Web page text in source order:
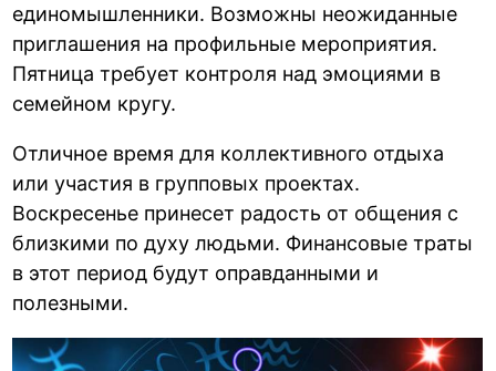
единомышленники. Возможны неожиданные
приглашения на профильные мероприятия.
Пятница требует контроля над эмоциями в
семейном кругу.
Отличное время для коллективного отдыха
или участия в групповых проектах.
Воскресенье принесет радость от общения с
близкими по духу людьми. Финансовые траты
в этот период будут оправданными и
полезными.